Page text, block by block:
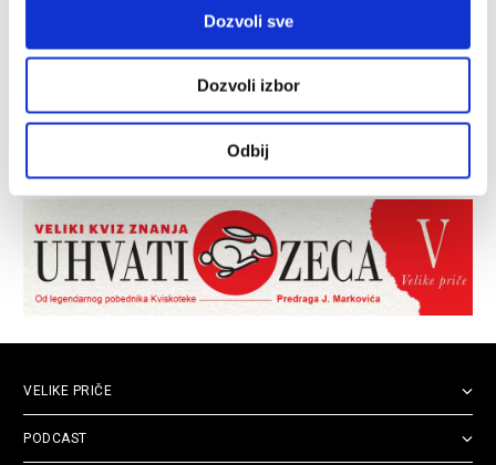
Dozvoli sve
Dozvoli izbor
Odbij
VELIKE PRIČE
PODCAST